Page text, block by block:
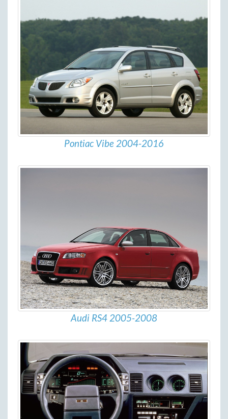
Pontiac Vibe 2004-2016
Audi RS4 2005-2008